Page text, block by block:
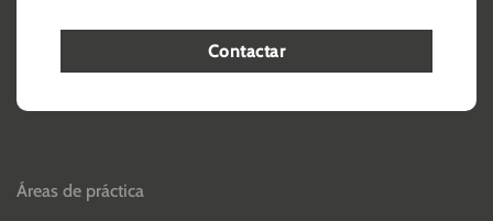
Contactar
Áreas de práctica